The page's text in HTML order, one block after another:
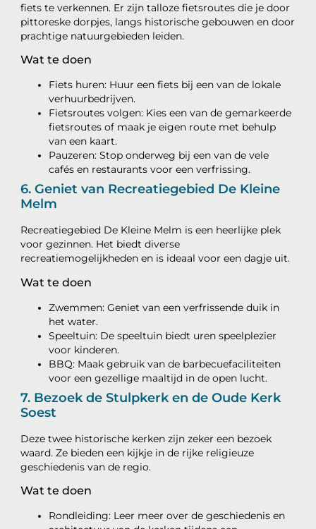
fiets te verkennen. Er zijn talloze fietsroutes die je door
pittoreske dorpjes, langs historische gebouwen en door
prachtige natuurgebieden leiden.
Wat te doen
Fiets huren: Huur een fiets bij een van de lokale
verhuurbedrijven.
Fietsroutes volgen: Kies een van de gemarkeerde
fietsroutes of maak je eigen route met behulp
van een kaart.
Pauzeren: Stop onderweg bij een van de vele
cafés en restaurants voor een verfrissing.
6. Geniet van Recreatiegebied De Kleine
Melm
Recreatiegebied De Kleine Melm is een heerlijke plek
voor gezinnen. Het biedt diverse
recreatiemogelijkheden en is ideaal voor een dagje uit.
Wat te doen
Zwemmen: Geniet van een verfrissende duik in
het water.
Speeltuin: De speeltuin biedt uren speelplezier
voor kinderen.
BBQ: Maak gebruik van de barbecuefaciliteiten
voor een gezellige maaltijd in de open lucht.
7. Bezoek de Stulpkerk en de Oude Kerk
Soest
Deze twee historische kerken zijn zeker een bezoek
waard. Ze bieden een kijkje in de rijke religieuze
geschiedenis van de regio.
Wat te doen
Rondleiding: Leer meer over de geschiedenis en